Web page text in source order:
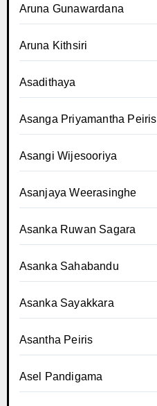
Aruna Gunawardana
Aruna Kithsiri
Asadithaya
Asanga Priyamantha Peiris
Asangi Wijesooriya
Asanjaya Weerasinghe
Asanka Ruwan Sagara
Asanka Sahabandu
Asanka Sayakkara
Asantha Peiris
Asel Pandigama